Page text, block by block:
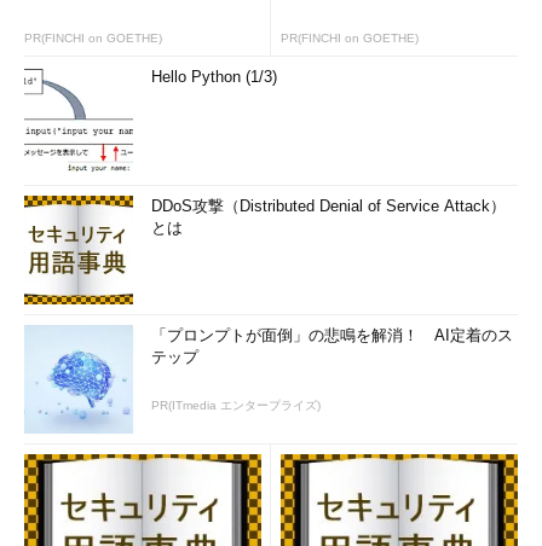
PR(FINCHI on GOETHE) PR(FINCHI on GOETHE)
Hello Python (1/3)
DDoS攻撃（Distributed Denial of Service Attack）
とは
「プロンプトが面倒」の悲鳴を解消！ AI定着のス
テップ
PR(ITmedia エンタープライズ)